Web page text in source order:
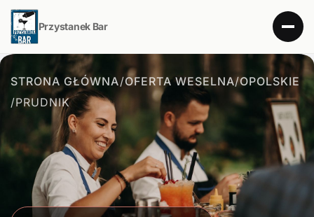
Przystanek Bar
STRONA GŁÓWNA/OFERTA WESELNA/OPOLSKIE
/PRUDNIK